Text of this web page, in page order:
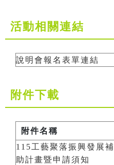
活動相關連結
說明會報名表單連結
附件下載
附件名稱
115工藝聚落振興發展補
助計畫暨申請須知